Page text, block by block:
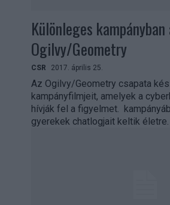
Különleges kampányban
Ogilvy/Geometry
CSR 2017. április 25.
Az Ogilvy/Geometry csapata
kampányfilmjeit, amelyek a
hívják fel a figyelmet.
gyerekek chatlogjait keltik életre.